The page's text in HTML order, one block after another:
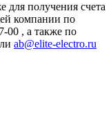
для получения счета
компании по
00 , а также по
ab@elite-electro.ru